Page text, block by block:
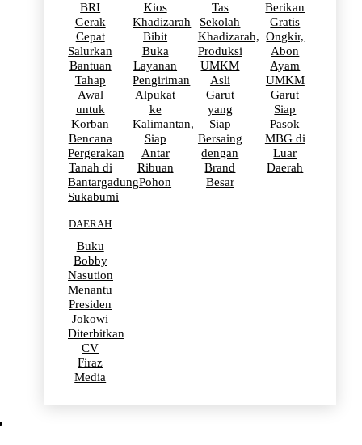
BRI
Gerak
Cepat
Salurkan
Bantuan
Tahap
Awal
untuk
Korban
Bencana
Pergerakan
Tanah di
Bantargadung
Sukabumi
Kios
Khadizarah
Bibit
Buka
Layanan
Pengiriman
Alpukat
ke
Kalimantan,
Siap
Antar
Ribuan
Pohon
Tas
Sekolah
Khadizarah,
Produksi
UMKM
Asli
Garut
yang
Siap
Bersaing
dengan
Brand
Besar
Berikan
Gratis
Ongkir,
Abon
Ayam
UMKM
Garut
Siap
Pasok
MBG di
Luar
Daerah
DAERAH
Buku
Bobby
Nasution
Menantu
Presiden
Jokowi
Diterbitkan
CV
Firaz
Media